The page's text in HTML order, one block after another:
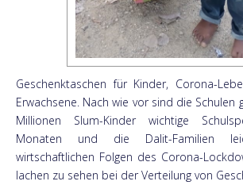
Geschenktaschen für Kinder, Corona-
Erwachsene. Nach wie vor sind die Schulen
Millionen Slum-Kinder wichtige
Monaten und die Dalit-Familien
wirtschaftlichen Folgen des Corona-
lachen zu sehen bei der Verteilung von